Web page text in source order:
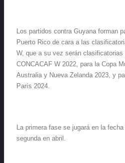
Los partidos contra Guyana forman
Puerto Rico de cara a las
W, que a su vez serán clasificatorias
CONCACAF W 2022, para la Copa
Australia y Nueva Zelanda 2023, y
París 2024.
La primera fase se jugará en la
segunda en abril.